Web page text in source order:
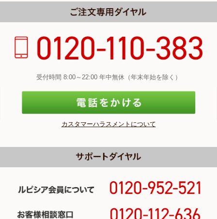
受付時間 8:00～22:00 年中無休（年末年始を除く）
カスタマーハラスメントについて